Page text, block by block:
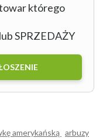
którego
SPRZEDAŻY
amerykańską arbuzy